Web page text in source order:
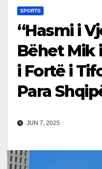
SPORTS
“Hasmi i
Bëhet Mik
i Fortë i
Para
JUN 7, 2025